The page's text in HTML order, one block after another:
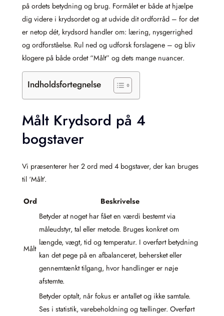
på ordets betydning og brug. Formålet er både at hjælpe
dig videre i krydsordet og at udvide dit ordforråd – for det
er netop dét, krydsord handler om: læring, nysgerrighed
og ordforståelse. Rul ned og udforsk forslagene – og bliv
klogere på både ordet “Målt” og dets mange nuancer.
Indholdsfortegnelse
Målt Krydsord på 4
bogstaver
Vi præsenterer her 2 ord med 4 bogstaver, der kan bruges
til ‘Målt’.
Ord Beskrivelse
Målt
Betyder at noget har fået en værdi bestemt via
måleudstyr, tal eller metode. Bruges konkret om
længde, vægt, tid og temperatur. I overført betydning
kan det pege på en afbalanceret, behersket eller
gennemtænkt tilgang, hvor handlinger er nøje
afstemte.
Betyder optalt, når fokus er antallet og ikke samtale.
Ses i statistik, varebeholdning og tællinger. Overført